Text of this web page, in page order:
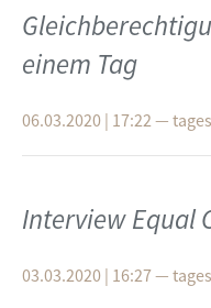
einem Tag
06.03.2020 | 17:22—
Interview Equal
03.03.2020 | 16:27—